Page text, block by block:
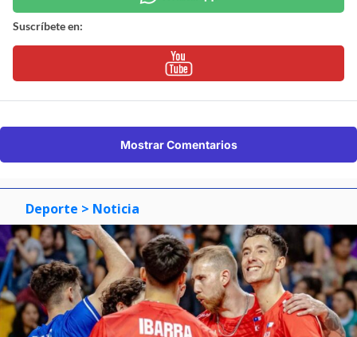
Suscríbete en:
Mostrar Comentarios
Deporte > Noticia